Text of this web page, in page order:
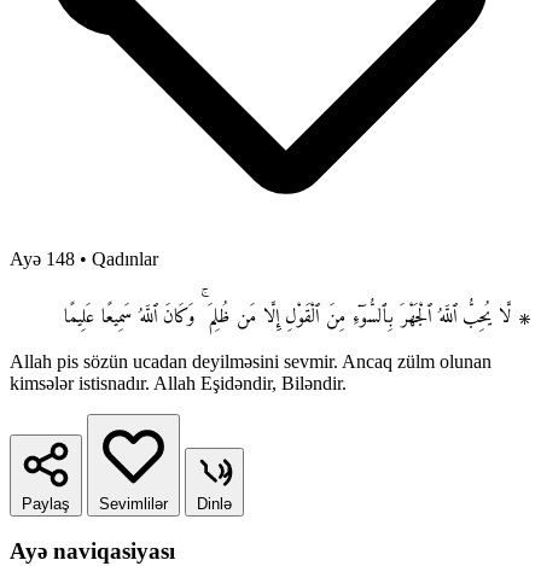
Ayə 148 • Qadınlar
۞ لَّا يُحِبُّ ٱللَّهُ ٱلْجَهْرَ بِٱلسُّوٓءِ مِنَ ٱلْقَوْلِ إِلَّا مَن ظُلِمَ ۚ وَكَانَ ٱللَّهُ سَمِيعًا عَلِيمًا
Allah pis sözün ucadan deyilməsini sevmir. Ancaq zülm olunan
kimsələr istisnadır. Allah Eşidəndir, Biləndir.
Paylaş Sevimlilər Dinlə
Ayə naviqasiyası